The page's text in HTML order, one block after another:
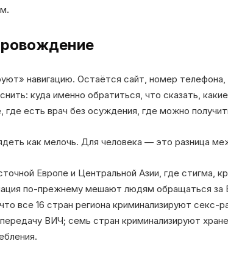
навигацию. Остаётся сайт, номер телефона,
куда именно обратиться, что сказать,
где есть врач без осуждения, где можно
как мелочь. Для человека — это разница
Европе и Центральной Азии, где стигма,
по-прежнему мешают людям обращаться
все 16 стран региона криминализируют секс-
ВИЧ; семь стран криминализируют